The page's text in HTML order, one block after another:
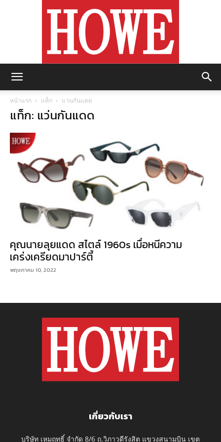
หน้าแรก แท็ก แว่นกันแดด
แท็ก: แว่นกันแดด
คุณนายลุยแดด สไตล์ 1960s เมื่อหนีความ
เคร่งเครียดมาปาร์ตี้
พฤษภาคม 10, 2022
เกี่ยวกับเรา
บริษัท เหมฤทธิ์ จำกัด 8/6 ถ.วิภาวดีรังสิต แขวงสนามบิน เขต